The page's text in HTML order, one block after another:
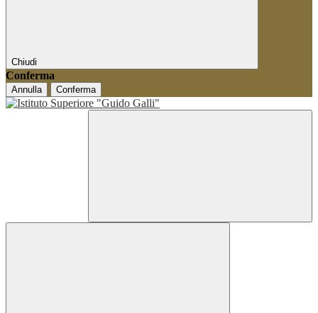
Chiudi
Conferma
Annulla Conferma